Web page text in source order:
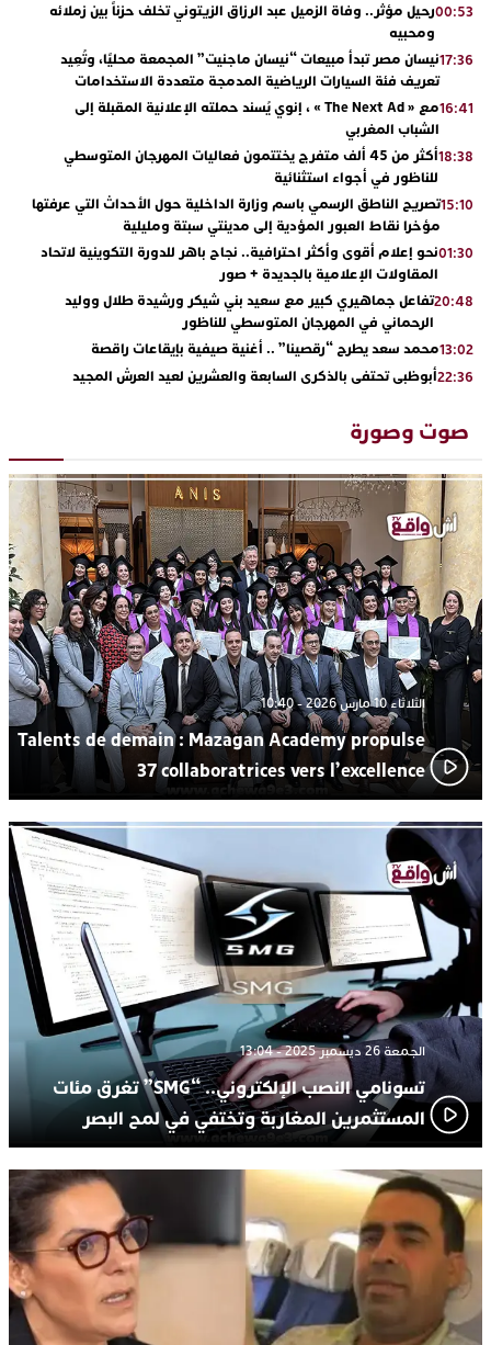
00:53رحيل مؤثر.. وفاة الزميل عبد الرزاق الزيتوني تخلف حزناً بين زملائه
ومحبيه
17:36نيسان مصر تبدأ مبيعات “نيسان ماجنيت” المجمعة محليًا، وتُعِيد
تعريف فئة السيارات الرياضية المدمجة متعددة الاستخدامات
16:41
مع « The Next Ad » ، إنوي يُسند حملته الإعلانية المقبلة إلى
الشباب المغربي
18:38
أكثر من 45 ألف متفرج يختتمون فعاليات المهرجان المتوسطي
للناظور في أجواء استثنائية
15:10تصريح الناطق الرسمي باسم وزارة الداخلية حول الأحداث التي عرفتها
مؤخرا نقاط العبور المؤدية إلى مدينتي سبتة ومليلية
01:30نحو إعلام أقوى وأكثر احترافية.. نجاح باهر للدورة التكوينية لاتحاد
المقاولات الإعلامية بالجديدة + صور
20:48تفاعل جماهيري كبير مع سعيد بني شيكر ورشيدة طلال ووليد
الرحماني في المهرجان المتوسطي للناظور
13:02محمد سعد يطرح “رقصينا” .. أغنية صيفية بإيقاعات راقصة
22:36أبوظبي تحتفي بالذكرى السابعة والعشرين لعيد العرش المجيد
13:30دنيا بوطازوت تواصل تألقها الفني وتؤكد مكانتها بأداء مميز في
“كوفرة فالغيس”
19:11يقظة أمنية تنهي كابوس الفتاة القاصر: كواليس مثيرة لعملية تحرير
رهينتين من قبضة ذي سوابق بالجديدة
17:27اتحاد المقاولات الإعلامية يقود قاطرة التكوين بالجديدة ويستضيف
الإعلامي سعيد بلفقير في دورة استثنائية
صوت وصورة
الثلاثاء 10 مارس 2026 - 10:40
Talents de demain : Mazagan Academy propulse
37 collaboratrices vers l’excellence
الجمعة 26 ديسمبر 2025 - 13:04
تسونامي النصب الإلكتروني.. “SMG” تغرق مئات
المستثمرين المغاربة وتختفي في لمح البصر